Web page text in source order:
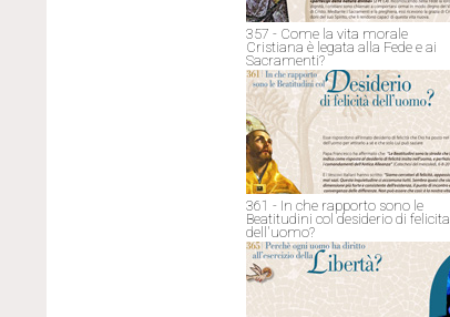
357 - Come la vita morale
Cristiana è legata alla Fede e ai
Sacramenti?
361 - In che rapporto sono le
Beatitudini col desiderio di
dell'uomo?